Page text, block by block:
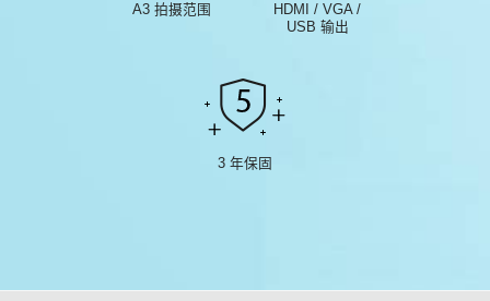
A3 拍摄范围
HDMI / VGA /
USB 输出
3 年保固